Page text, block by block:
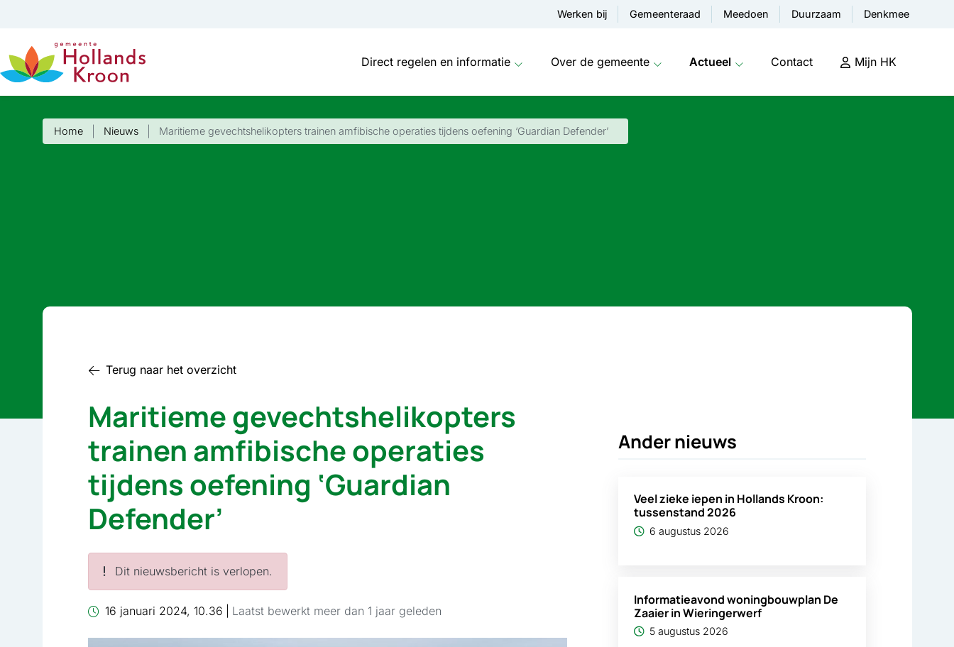
Werken bij Gemeenteraad Meedoen Duurzaam Denkmee
Direct regelen en informatie Over de gemeente Actueel Contact Mijn HK
Home Nieuws Maritieme gevechtshelikopters trainen amfibische operaties tijdens oefening ‘Guardian Defender’
Terug naar het overzicht
Maritieme gevechtshelikopters
trainen amfibische operaties
tijdens oefening ‘Guardian
Defender’
Dit nieuwsbericht is verlopen.
16 januari 2024, 10.36 Laatst bewerkt meer dan 1 jaar geleden
Ander nieuws
Veel zieke iepen in Hollands Kroon:
tussenstand 2026
6 augustus 2026
Informatieavond woningbouwplan De
Zaaier in Wieringerwerf
5 augustus 2026